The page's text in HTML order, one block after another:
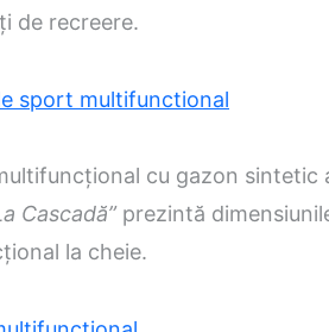
de recreere.
cu gazon
Cascadă”prezintă
la cheie.